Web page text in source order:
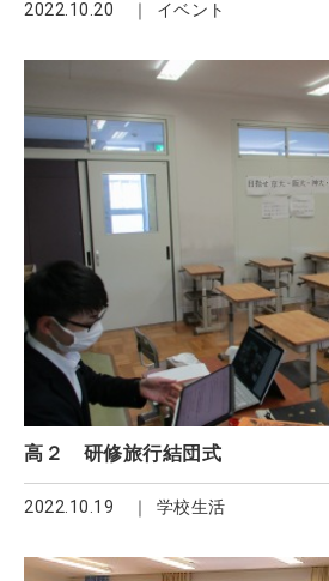
2022.10.20 イベント
高２ 研修旅行結団式
2022.10.19 学校生活